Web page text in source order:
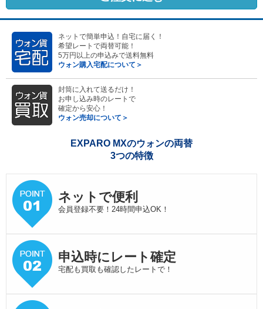
ネットで簡単申込！自宅に届く！
希望レートで両替可能！
5万円以上の申込みで送料無料
ウォン購入宅配について＞
封筒に入れて送るだけ！
お申し込み時のレートで
確定から安心！
ウォン売却について＞
EXPARO MXのウォンの両替
3つの特徴
ネットで便利
会員登録不要！24時間申込OK！
申込時にレート確定
宅配も買取も確認したレートで！